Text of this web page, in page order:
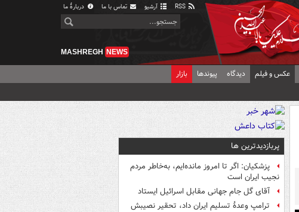
آرشیو تماس با ما دربارهٔ ما
MASHREGH NEWS
عکس و فیلم دیدگاه پیوندها بازار
پربازدیدترین ها
پزشکیان: اگر تا امروز مانده‌ایم، به‌خاطر مردم
نجیب ایران است
آقای گل جام جهانی مقابل اسرائیل ایستاد
ترامپ وعدۀ تسلیم ایران داد، تحقیر نصیبش